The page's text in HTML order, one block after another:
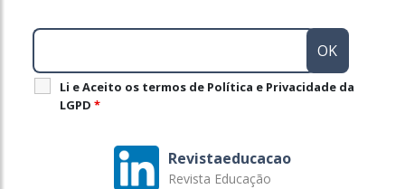
Li e Aceito os termos de Política e Privacidade da
LGPD *
Revistaeducacao
Revista Educação